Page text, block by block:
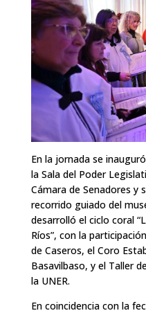
En la jornada se
la Sala del Poder
Cámara de Senadores y
recorrido guiado del
desarrolló el ciclo coral
Ríos”, con la
de Caseros, el Coro
Basavilbaso, y el Taller
la UNER.
En coincidencia con la